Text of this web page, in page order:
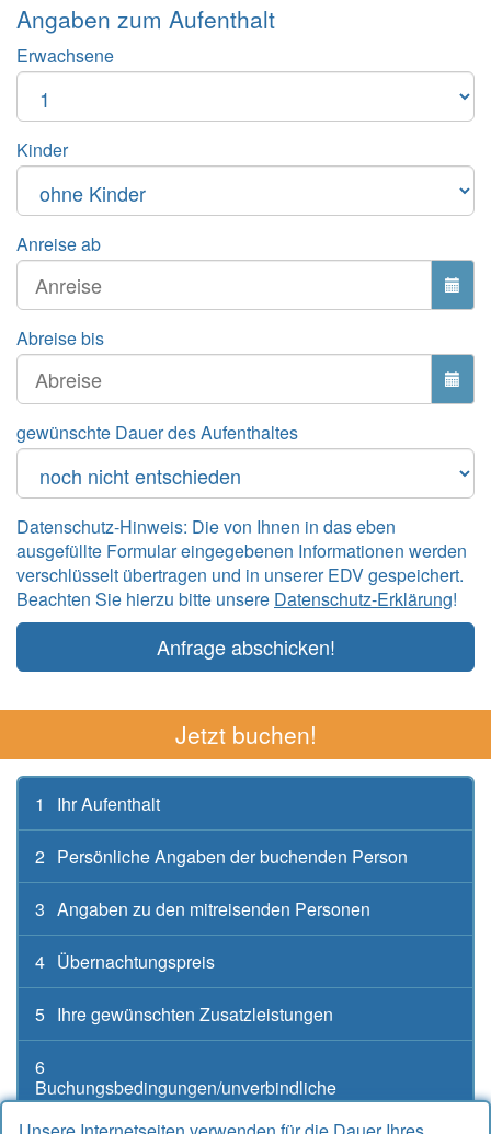
Angaben zum Aufenthalt
Erwachsene
Kinder
Anreise ab
Abreise bis
gewünschte Dauer des Aufenthaltes
Datenschutz-Hinweis: Die von Ihnen in das eben
ausgefüllte Formular eingegebenen Informationen werden
verschlüsselt übertragen und in unserer EDV gespeichert.
Beachten Sie hierzu bitte unsere Datenschutz-Erklärung!
Anfrage abschicken!
Jetzt buchen!
1 Ihr Aufenthalt
2 Persönliche Angaben der buchenden Person
3 Angaben zu den mitreisenden Personen
4 Übernachtungspreis
5 Ihre gewünschten Zusatzleistungen
6
Buchungsbedingungen/unverbindliche
Buchungsanfrage